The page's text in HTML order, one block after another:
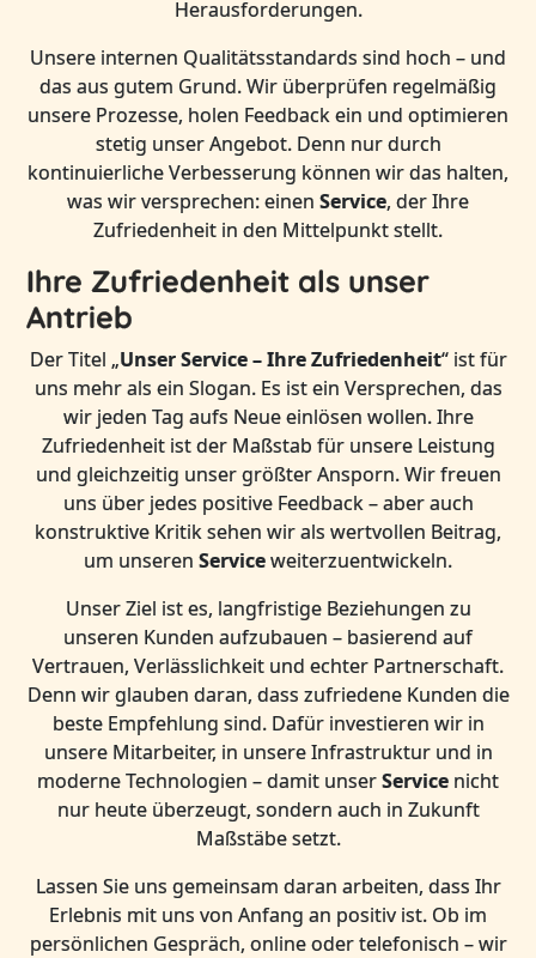
Herausforderungen.
Unsere internen Qualitätsstandards sind hoch – und
das aus gutem Grund. Wir überprüfen regelmäßig
unsere Prozesse, holen Feedback ein und optimieren
stetig unser Angebot. Denn nur durch
kontinuierliche Verbesserung können wir das halten,
was wir versprechen: einen Service, der Ihre
Zufriedenheit in den Mittelpunkt stellt.
Ihre Zufriedenheit als unser
Antrieb
Der Titel „Unser Service – Ihre Zufriedenheit“ ist für
uns mehr als ein Slogan. Es ist ein Versprechen, das
wir jeden Tag aufs Neue einlösen wollen. Ihre
Zufriedenheit ist der Maßstab für unsere Leistung
und gleichzeitig unser größter Ansporn. Wir freuen
uns über jedes positive Feedback – aber auch
konstruktive Kritik sehen wir als wertvollen Beitrag,
um unseren Serviceweiterzuentwickeln.
Unser Ziel ist es, langfristige Beziehungen zu
unseren Kunden aufzubauen – basierend auf
Vertrauen, Verlässlichkeit und echter Partnerschaft.
Denn wir glauben daran, dass zufriedene Kunden die
beste Empfehlung sind. Dafür investieren wir in
unsere Mitarbeiter, in unsere Infrastruktur und in
moderne Technologien – damit unserService nicht
nur heute überzeugt, sondern auch in Zukunft
Maßstäbe setzt.
Lassen Sie uns gemeinsam daran arbeiten, dass Ihr
Erlebnis mit uns von Anfang an positiv ist. Ob im
persönlichen Gespräch, online oder telefonisch – wir